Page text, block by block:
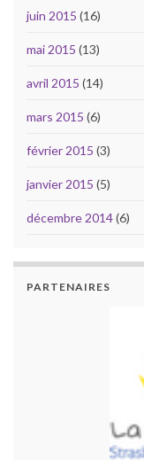
juin 2015 (16)
mai 2015 (13)
avril 2015 (14)
mars 2015 (6)
février 2015 (3)
janvier 2015 (5)
décembre 2014(6)
PARTENAIRES